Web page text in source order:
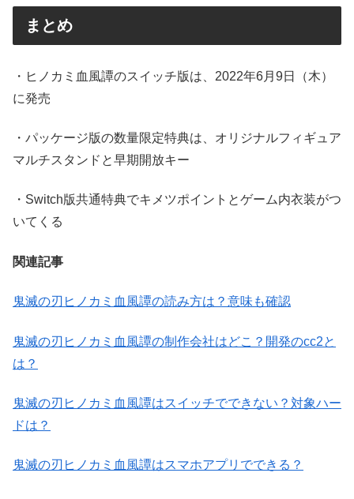
まとめ
・ヒノカミ血風譚のスイッチ版は、2022年6月9日（木）
に発売
・パッケージ版の数量限定特典は、オリジナルフィギュア
マルチスタンドと早期開放キー
・Switch版共通特典でキメツポイントとゲーム内衣装がつ
いてくる
関連記事
鬼滅の刃ヒノカミ血風譚の読み方は？意味も確認
鬼滅の刃ヒノカミ血風譚の制作会社はどこ？開発のcc2と
は？
鬼滅の刃ヒノカミ血風譚はスイッチでできない？対象ハー
ドは？
鬼滅の刃ヒノカミ血風譚はスマホアプリでできる？